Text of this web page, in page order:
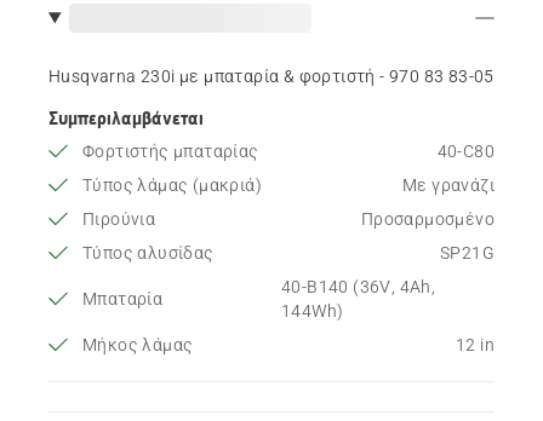
Husqvarna 230i με μπαταρία & φορτιστή - 970 83 83‑05
Συμπεριλαμβάνεται
Φορτιστής μπαταρίας
40-C80
Τύπος λάμας (μακριά)
Με γρανάζι
Πιρούνια
Προσαρμοσμένο
Τύπος αλυσίδας
SP21G
Μπαταρία
40-B140 (36V, 4Ah,
144Wh)
Μήκος λάμας
12 in